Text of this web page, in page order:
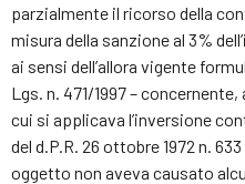
parzialmente il ricorso della
misura della sanzione al 3%
ai sensi dell’allora vigente
Lgs. n. 471/1997 –
cui si applicava l’inversione
del d.P.R. 26 ottobre 1972 n.
oggetto non aveva causato